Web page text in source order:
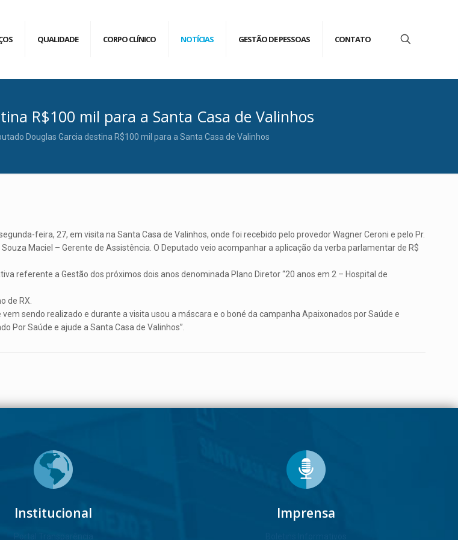
QUALIDADE CORPO CLÍNICO NOTÍCIAS GESTÃO DE PESSOAS CONTATO
R$100 mil para a Santa Casa de Valinhos
Douglas Garcia destina R$100 mil para a Santa Casa de Valinhos
feira, 27, em visita na Santa Casa de Valinhos, onde foi recebido pelo provedor Wagner Ceroni e pelo Pr.
Maciel – Gerente de Assistência. O Deputado veio acompanhar a aplicação da verba parlamentar de R$
referente a Gestão dos próximos dois anos denominada Plano Diretor “20 anos em 2 – Hospital de
de RX.
sendo realizado e durante a visita usou a máscara e o boné da campanha Apaixonados por Saúde e
Por Saúde e ajude a Santa Casa de Valinhos”.
Institucional Imprensa